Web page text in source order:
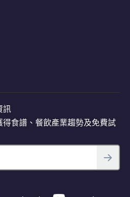
訊
食譜、餐飲產業趨勢及免費試